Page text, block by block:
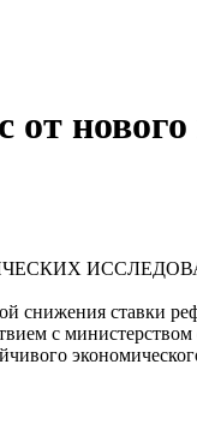
от
снижения ставки
с